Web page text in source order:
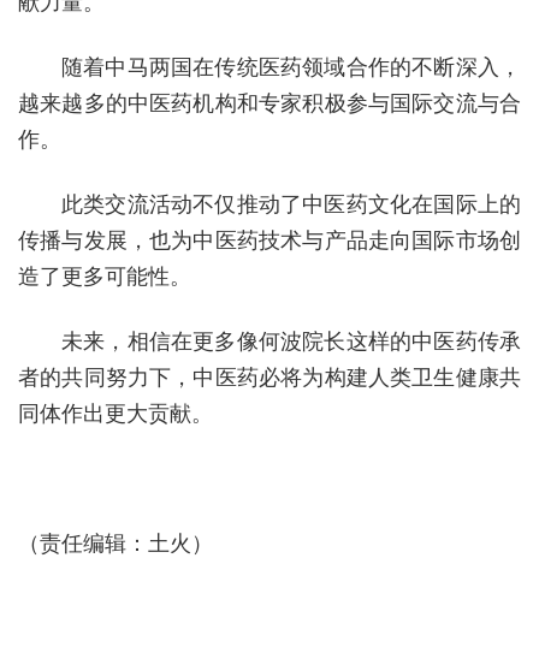
随着中马两国在传统医药领域合作的不断深入，
越来越多的中医药机构和专家积极参与国际交流与合
作。
此类交流活动不仅推动了中医药文化在国际上的
传播与发展，也为中医药技术与产品走向国际市场创
造了更多可能性。
未来，相信在更多像何波院长这样的中医药传承
者的共同努力下，中医药必将为构建人类卫生健康共
同体作出更大贡献。
（责任编辑：土火）